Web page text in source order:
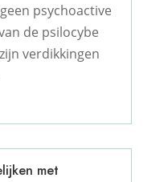
psychoactive
de psilocybe
verdikkingen
met